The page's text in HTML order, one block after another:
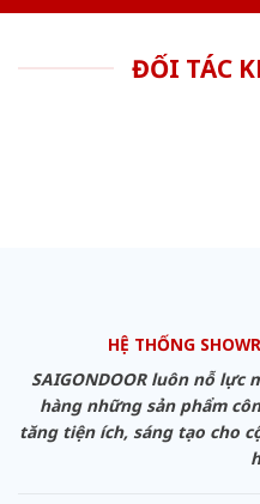
ĐỐI TÁC
HỆ THỐNG
SAIGONDOOR luôn nỗ lực
hàng những sản phẩm
tăng tiện ích, sáng tạo cho